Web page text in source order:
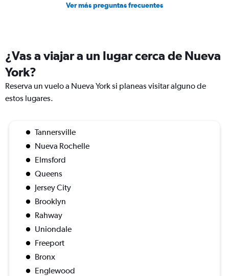
Ver más preguntas frecuentes
¿Vas a viajar a un lugar cerca de Nueva
York?
Reserva un vuelo a Nueva York si planeas visitar alguno de
estos lugares.
Tannersville
Nueva Rochelle
Elmsford
Queens
Jersey City
Brooklyn
Rahway
Uniondale
Freeport
Bronx
Englewood